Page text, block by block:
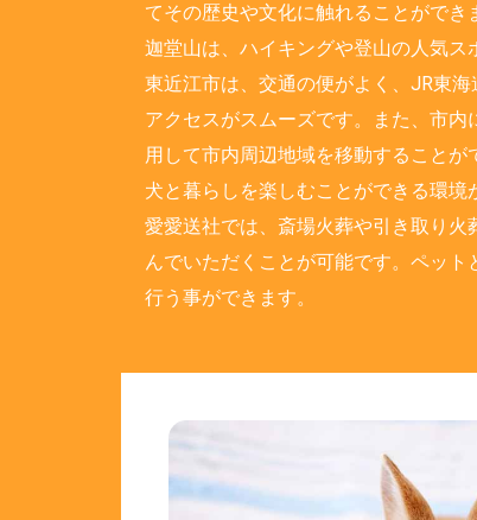
てその歴史や文化に触れることがで
迦堂山は、ハイキングや登山の人気ス
東近江市は、交通の便がよく、JR東
アクセスがスムーズです。また、市
用して市内周辺地域を移動すること
犬と暮らしを楽しむことができる環境
愛愛送社では、斎場火葬や引き取り
んでいただくことが可能です。ペッ
行う事ができます。